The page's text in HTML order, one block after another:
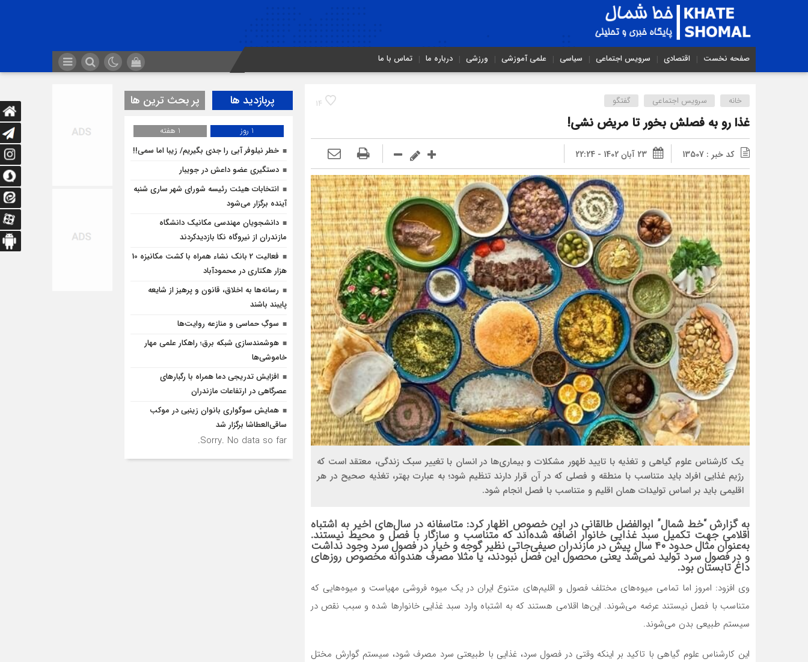
صفحه نخست اقتصادی سرویس اجتماعی سیاسی علمی آموزشی ورزشی درباره ما تماس با ما
14 خانه سرویس اجتماعی گفتگو
غذا رو به فصلش بخور تا مریض نشی!
کد خبر : 13507 23 آبان 1402 - 22:24
یک کارشناس علوم گیاهی و تغذیه با تایید ظهور مشکلات و بیماری‌ها در انسان با تغییر سبک زندگی، معتقد است که
رژیم غذایی افراد باید متناسب با منطقه و فصلی که در آن قرار دارند تنظیم شود؛ به عبارت بهتر، تغذیه صحیح در هر
اقلیمی باید بر اساس تولیدات همان اقلیم و متناسب با فصل انجام شود.
به گزارش “خط شمال” ابوالفضل طالقانی در این خصوص اظهار کرد: متاسفانه در سال‌های اخیر به اشتباه
اقلامی جهت تکمیل سبد غذایی خانوار اضافه شده‌اند که متناسب و سازگار با فصل و محیط نیستند.
به‌عنوان مثال حدود ۴۰ سال پیش در مازندران صیفی‌جاتی نظیر گوجه و خیار در فصول سرد وجود نداشت
و در فصول سرد تولید نمی‌شد یعنی محصول این فصل نبودند، یا مثلا مصرف هندوانه مخصوص روزهای
داغ تابستان بود.
وی افزود: امروز اما تمامی میوه‌های مختلف فصول و اقلیم‌های متنوع ایران در یک میوه فروشی مهیاست و میوه‌هایی که
متناسب با فصل نیستند عرضه می‌شوند. این‌ها اقلامی هستند که به اشتباه وارد سبد غذایی خانوارها شده و سبب نقص در
سیستم طبیعی بدن می‌شوند.
این کارشناس علوم گیاهی با تاکید بر اینکه وقتی در فصول سرد، غذایی با طبیعتی سرد مصرف شود، سیستم گوارش مختل
پربازدید ها پر بحث ترین ها
1 روز
1 هفته
خطر نیلوفر آبی را جدی بگیریم/ زیبا اما سمی!!
دستگیری عضو داعش در جویبار
انتخابات هیئت رئیسه شورای شهر ساری شنبه
آینده برگزار می‌شود
دانشجویان مهندسی مکانیک دانشگاه
مازندران از نيروگاه نکا بازديدكردند
فعالیت 2 بانک نشاء همراه با کشت مکانیزه 10
هزار هکتاری در محمودآباد
رسانه‌ها به اخلاق، قانون و پرهیز از شایعه
پایبند باشند
سوگِ حماسی و منازعه روایت‌ها
هوشمندسازی شبکه برق؛ راهکار علمی مهار
خاموشی‌ها
افزایش تدریجی دما همراه با رگبارهای
عصرگاهی در ارتفاعات مازندران
همایش سوگواری بانوان زینبی در موکب
ساقی‌‌العطاشا برگزار شد
Sorry. No data so far.